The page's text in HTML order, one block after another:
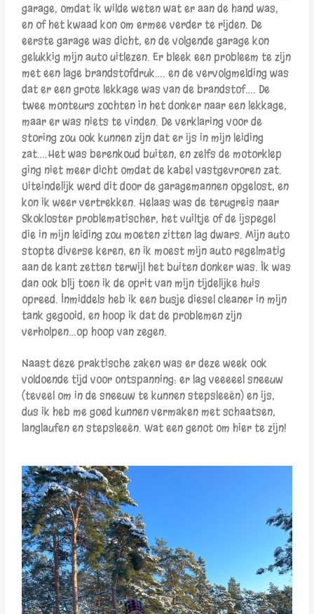
garage, omdat ik wilde weten wat er aan de hand was,
en of het kwaad kon om ermee verder te rijden. De
eerste garage was dicht, en de volgende garage kon
gelukkig mijn auto uitlezen. Er bleek een probleem te zijn
met een lage brandstofdruk…. en de vervolgmelding was
dat er een grote lekkage was van de brandstof…. De
twee monteurs zochten in het donker naar een lekkage,
maar er was niets te vinden. De verklaring voor de
storing zou ook kunnen zijn dat er ijs in mijn leiding
zat….Het was berenkoud buiten, en zelfs de motorklep
ging niet meer dicht omdat de kabel vastgevroren zat.
Uiteindelijk werd dit door de garagemannen opgelost, en
kon ik weer vertrekken. Helaas was de terugreis naar
Skokloster problematischer, het vuiltje of de ijspegel
die in mijn leiding zou moeten zitten lag dwars. Mijn auto
stopte diverse keren, en ik moest mijn auto regelmatig
aan de kant zetten terwijl het buiten donker was. Ik was
dan ook blij toen ik de oprit van mijn tijdelijke huis
opreed. Inmiddels heb ik een busje diesel cleaner in mijn
tank gegooid, en hoop ik dat de problemen zijn
verholpen…op hoop van zegen.
Naast deze praktische zaken was er deze week ook
voldoende tijd voor ontspanning: er lag veeeeel sneeuw
(teveel om in de sneeuw te kunnen stepsleeën) en ijs,
dus ik heb me goed kunnen vermaken met schaatsen,
langlaufen en stepsleeën. Wat een genot om hier te zijn!